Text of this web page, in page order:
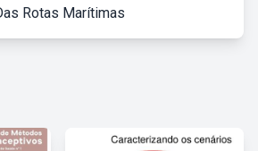
Rotas Marítimas